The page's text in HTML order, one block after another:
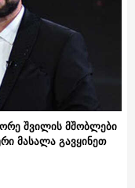
შვილის მშობლები
მასალა გავყინეთ